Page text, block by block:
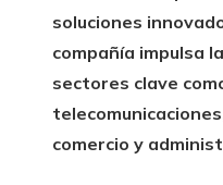
soluciones
compañía impulsa
sectores clave
comercio y